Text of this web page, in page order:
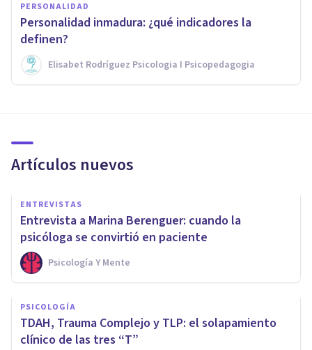
PERSONALIDAD
Personalidad inmadura: ¿qué indicadores la
definen?
Elisabet Rodríguez Psicologia I Psicopedagogia
Artículos nuevos
ENTREVISTAS
Entrevista a Marina Berenguer: cuando la
psicóloga se convirtió en paciente
Psicología Y Mente
PSICOLOGÍA
TDAH, Trauma Complejo y TLP: el solapamiento
clínico de las tres “T”